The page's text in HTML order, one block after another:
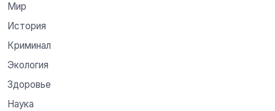
Мир
История
Криминал
Экология
Здоровье
Наука